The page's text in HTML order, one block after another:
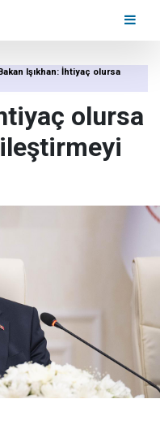
Işıkhan: İhtiyaç olursa
olursa